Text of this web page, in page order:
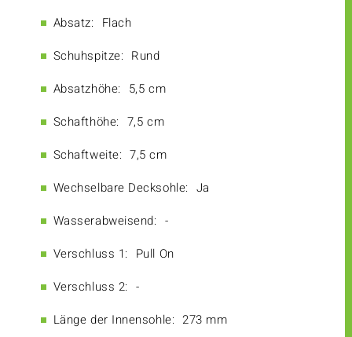
Absatz: Flach
Schuhspitze: Rund
Absatzhöhe: 5,5 cm
Schafthöhe: 7,5 cm
Schaftweite: 7,5 cm
Wechselbare Decksohle: Ja
Wasserabweisend: -
Verschluss 1: Pull On
Verschluss 2: -
Länge der Innensohle: 273 mm